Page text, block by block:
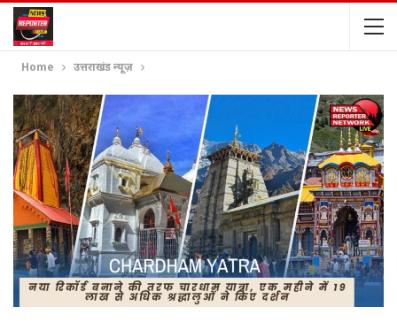
Home उत्तराखंड न्यूज़